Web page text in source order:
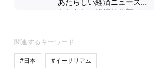
関連するキーワード
#日本 #イーサリアム